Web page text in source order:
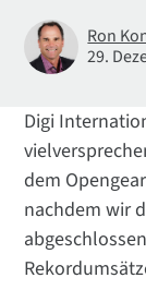
Ron
29.
Digi
dem
nachdem wir